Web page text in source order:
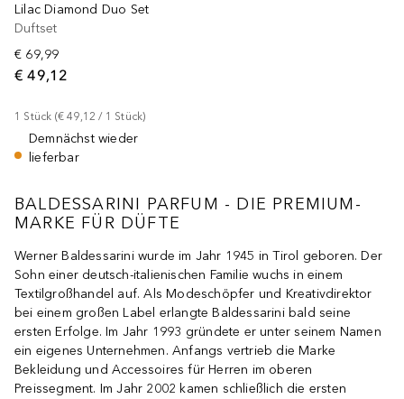
Lilac Diamond Duo Set
Duftset
€ 69,99
€ 49,12
1 Stück (€ 49,12 / 1 Stück)
Demnächst wieder
lieferbar
BALDESSARINI PARFUM - DIE PREMIUM-
MARKE FÜR DÜFTE
Werner Baldessarini wurde im Jahr 1945 in Tirol geboren. Der
Sohn einer deutsch-italienischen Familie wuchs in einem
Textilgroßhandel auf. Als Modeschöpfer und Kreativdirektor
bei einem großen Label erlangte Baldessarini bald seine
ersten Erfolge. Im Jahr 1993 gründete er unter seinem Namen
ein eigenes Unternehmen. Anfangs vertrieb die Marke
Bekleidung und Accessoires für Herren im oberen
Preissegment. Im Jahr 2002 kamen schließlich die ersten